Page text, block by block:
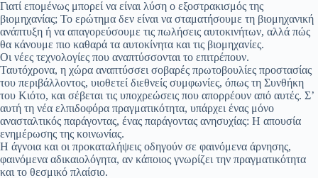
Γιατί επομένως μπορεί να είναι λύση ο εξοστρακισμός της
βιομηχανίας; Το ερώτημα δεν είναι να σταματήσουμε τη βιομηχανική
ανάπτυξη ή να απαγορεύσουμε τις πωλήσεις αυτοκινήτων, αλλά πώς
θα κάνουμε πιο καθαρά τα αυτοκίνητα και τις βιομηχανίες.
Οι νέες τεχνολογίες που αναπτύσσονται το επιτρέπουν.
Ταυτόχρονα, η χώρα αναπτύσσει σοβαρές πρωτοβουλίες προστασίας
του περιβάλλοντος, υιοθετεί διεθνείς συμφωνίες, όπως τη Συνθήκη
του Κιότο, και σέβεται τις υποχρεώσεις που απορρέουν από αυτές. Σ’
αυτή τη νέα ελπιδοφόρα πραγματικότητα, υπάρχει ένας μόνο
ανασταλτικός παράγοντας, ένας παράγοντας ανησυχίας: Η απουσία
ενημέρωσης της κοινωνίας.
Η άγνοια και οι προκαταλήψεις οδηγούν σε φαινόμενα άρνησης,
φαινόμενα αδικαιολόγητα, αν κάποιος γνωρίζει την πραγματικότητα
και το θεσμικό πλαίσιο.